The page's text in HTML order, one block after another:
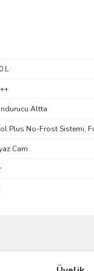
L
Altta
Plus No-Frost Sistemi,
Cam